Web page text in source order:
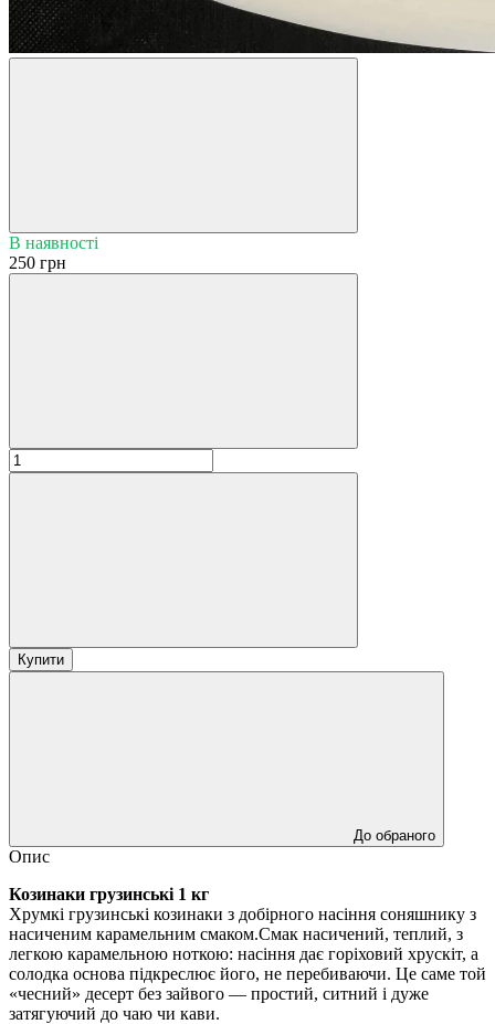
В наявності
250 грн
Купити
До обраного
Опис
Козинаки грузинські 1 кг
Хрумкі грузинські козинаки з добірного насіння соняшнику з
насиченим карамельним смаком.Смак насичений, теплий, з
легкою карамельною ноткою: насіння дає горіховий хрускіт, а
солодка основа підкреслює його, не перебиваючи. Це саме той
«чесний» десерт без зайвого — простий, ситний і дуже
затягуючий до чаю чи кави.